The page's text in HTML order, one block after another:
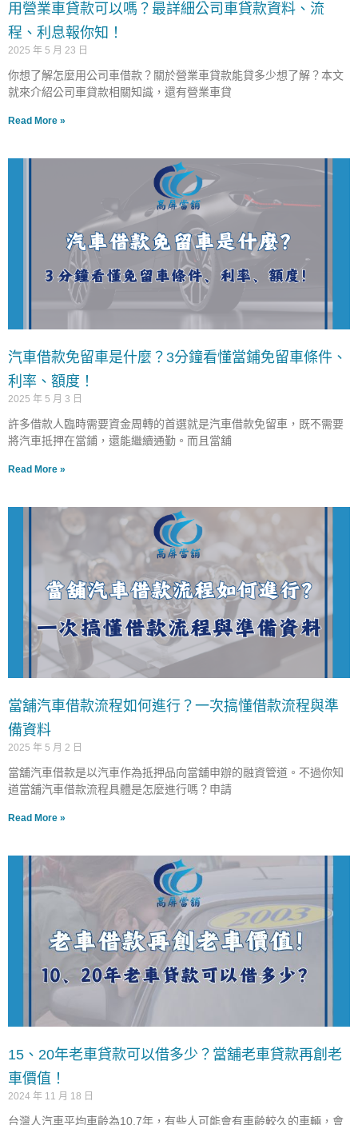
用營業車貸款可以嗎？最詳細公司車貸款資料、流
程、利息報你知！
2025 年 5 月 23 日
你想了解怎麼用公司車借款？關於營業車貸款能貸多少想了解？本文
就來介紹公司車貸款相關知識，還有營業車貸
Read More »
汽車借款免留車是什麼？3分鐘看懂當鋪免留車條件、
利率、額度！
2025 年 5 月 3 日
許多借款人臨時需要資金周轉的首選就是汽車借款免留車，既不需要
將汽車抵押在當鋪，還能繼續通勤。而且當舖
Read More »
當舖汽車借款流程如何進行？一次搞懂借款流程與準
備資料
2025 年 5 月 2 日
當舖汽車借款是以汽車作為抵押品向當舖申辦的融資管道。不過你知
道當舖汽車借款流程具體是怎麼進行嗎？申請
Read More »
15、20年老車貸款可以借多少？當舖老車貸款再創老
車價值！
2024 年 11 月 18 日
台灣人汽車平均車齡為10.7年，有些人可能會有車齡較久的車輛，會